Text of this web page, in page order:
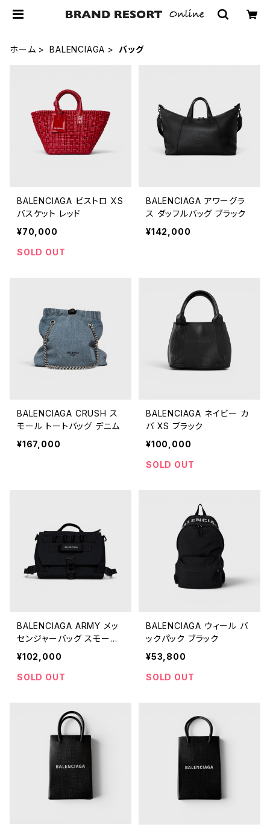
ホーム BALENCIAGA バッグ
BALENCIAGA ビストロ XS
バスケット レッド
¥70,000
SOLD OUT
BALENCIAGA アワーグラ
ス ダッフルバッグ ブラック
¥142,000
BALENCIAGA CRUSH ス
モール トートバッグ デニム
¥167,000
BALENCIAGA ネイビー カ
バ XS ブラック
¥100,000
SOLD OUT
BALENCIAGA ARMY メッ
センジャーバッグ スモール
ブラック
¥102,000
SOLD OUT
BALENCIAGA ウィール バ
ックパック ブラック
¥53,800
SOLD OUT